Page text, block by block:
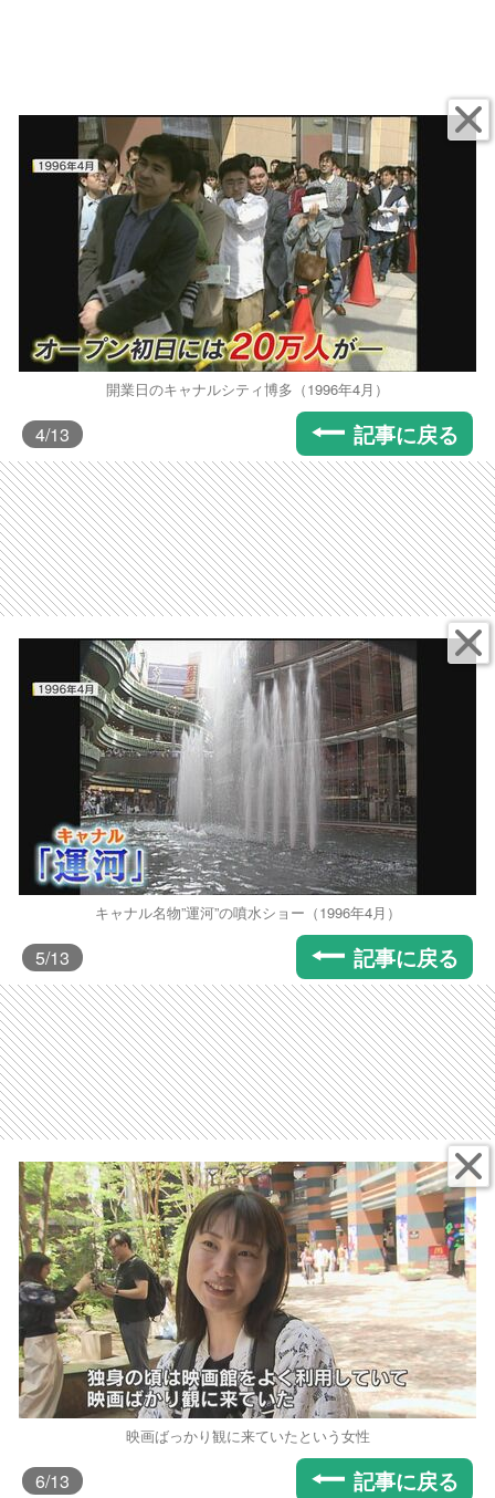
開業日のキャナルシティ博多（1996年4月）
4/13 記事に戻る
キャナル名物”運河”の噴水ショー（1996年4月）
5/13 記事に戻る
映画ばっかり観に来ていたという女性
6/13 記事に戻る